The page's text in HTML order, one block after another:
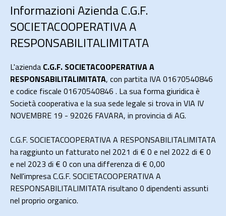
Informazioni Azienda C.G.F.
SOCIETACOOPERATIVA A
RESPONSABILITALIMITATA
L'azienda C.G.F. SOCIETACOOPERATIVA A
RESPONSABILITALIMITATA, con partita IVA 01670540846
e codice fiscale 01670540846 . La sua forma giuridica è
Società cooperativa e la sua sede legale si trova in VIA IV
NOVEMBRE 19 - 92026 FAVARA, in provincia di AG.
C.G.F. SOCIETACOOPERATIVA A RESPONSABILITALIMITATA
ha raggiunto un fatturato nel 2021 di € 0 e nel 2022 di € 0
e nel 2023 di € 0 con una differenza di € 0,00
Nell'impresa C.G.F. SOCIETACOOPERATIVA A
RESPONSABILITALIMITATA risultano 0 dipendenti assunti
nel proprio organico.